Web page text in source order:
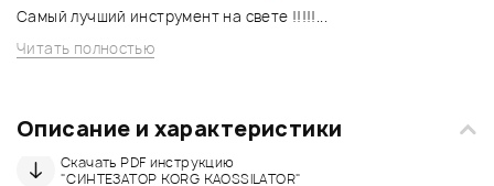
Самый лучший инструмент на свете !!!!!...
Читать полностью
Описание и характеристики
Скачать PDF инструкцию
"СИНТЕЗАТОР KORG KAOSSILATOR"